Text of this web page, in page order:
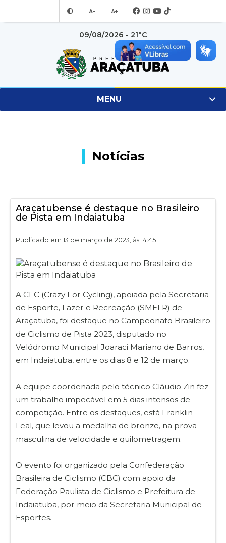
A- A+
09/08/2026 - 21°C
MENU
Notícias
Araçatubense é destaque no Brasileiro
de Pista em Indaiatuba
Publicado em 13 de março de 2023, às 14:45
A CFC (Crazy For Cycling), apoiada pela Secretaria
de Esporte, Lazer e Recreação (SMELR) de
Araçatuba, foi destaque no Campeonato Brasileiro
de Ciclismo de Pista 2023, disputado no
Velódromo Municipal Joaraci Mariano de Barros,
em Indaiatuba, entre os dias 8 e 12 de março.
A equipe coordenada pelo técnico Cláudio Zin fez
um trabalho impecável em 5 dias intensos de
competição. Entre os destaques, está Franklin
Leal, que levou a medalha de bronze, na prova
masculina de velocidade e quilometragem.
O evento foi organizado pela Confederação
Brasileira de Ciclismo (CBC) com apoio da
Federação Paulista de Ciclismo e Prefeitura de
Indaiatuba, por meio da Secretaria Municipal de
Esportes.